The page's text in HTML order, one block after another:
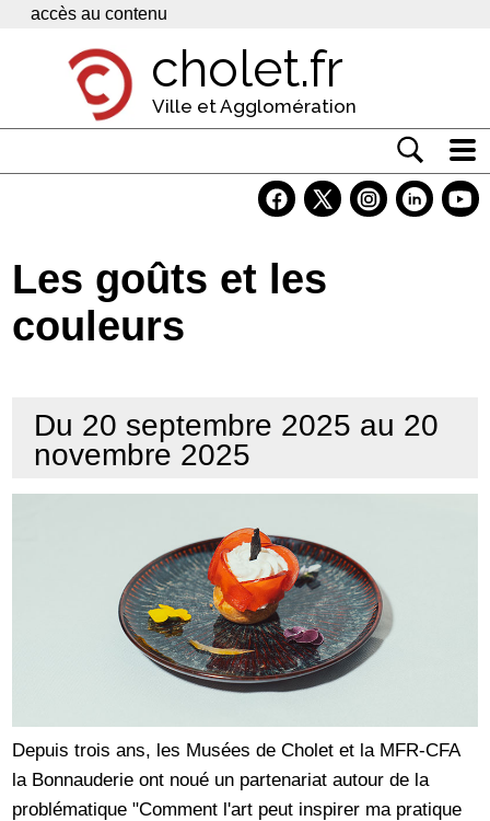
Panneau de gestion des cookies
accès au contenu
cholet.fr
Ville et Agglomération
Economie
Services
Les goûts et les
couleurs
Du 20 septembre 2025 au 20
novembre 2025
Depuis trois ans, les Musées de Cholet et la MFR-CFA
la Bonnauderie ont noué un partenariat autour de la
problématique "Comment l'art peut inspirer ma pratique